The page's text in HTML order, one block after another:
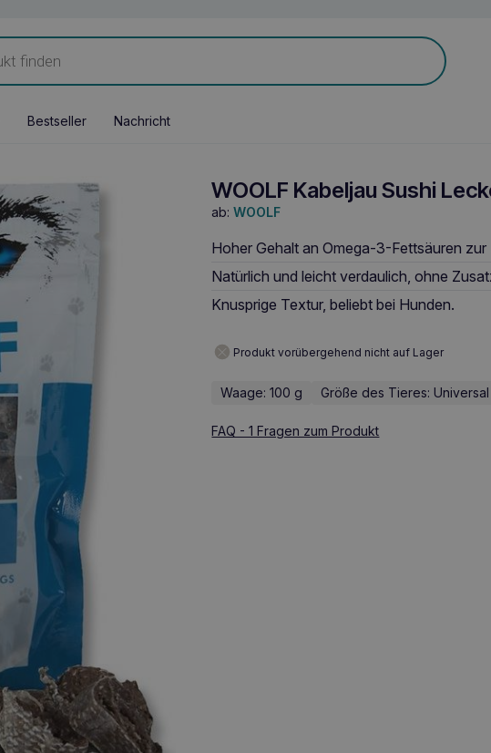
Bestseller Nachricht
WOOLF Kabeljau Sushi
ab: WOOLF
Hoher Gehalt an Omega-3-Fettsäuren
Natürlich und leicht verdaulich, ohne
Knusprige Textur, beliebt bei Hunden.
Produkt vorübergehend nicht auf Lager
Waage: 100 g Größe des Tieres: Universal
FAQ - 1 Fragen zum Produkt